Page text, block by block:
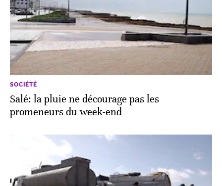
SOCIÉTÉ
Salé: la pluie ne décourage pas les
promeneurs du week-end